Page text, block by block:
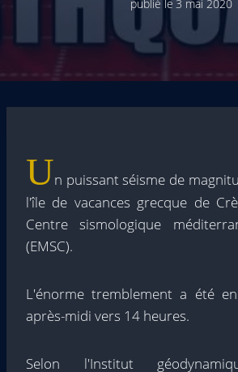
publié le 3 mai 2020
Un puissant séisme de
l'île de vacances grecque de
Centre sismologique
(EMSC).
L'énorme tremblement a été
après-midi vers 14 heures.
Selon l'Institut